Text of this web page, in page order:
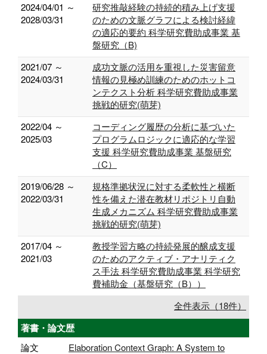
2024/04/01 ～
2028/03/31
研究推敲経験の持続的積み上げ支援
のための文脈グラフによる検討経緯
の適応的要約 科学研究費助成事業 基
盤研究（B)
2021/07 ～
2024/03/31
成功文脈の活用を重視した災害留意
情報の見極め訓練のためのホットコ
ンテクスト分析 科学研究費助成事業
挑戦的研究(萌芽)
2022/04 ～
2025/03
コーディング履歴の分析に基づいた
プログラムロジックに適応的な学習
支援 科学研究費助成事業 基盤研究
（C）
2019/06/28 ～
2022/03/31
規格準拠状況に対する柔軟性と横断
性を備えた潜在教材リポジトリ自動
生成メカニズム 科学研究費助成事業
挑戦的研究(萌芽)
2017/04 ～
2021/03
教授学習方略の持続発展的醸成支援
のためのアクティブ・アナリティク
ス手法 科学研究費助成事業 科学研究
費補助金（基盤研究（B））
全件表示（18件）
著書・論文歴
論文
Elaboration Context Graph: A System to